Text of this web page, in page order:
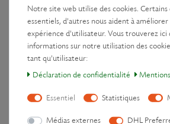
Fabricant
Consignes-de-sécurité-et-mode-
Notre site web utilise des cookies.
essentiels, d'autres nous aident à
expérience d'utilisateur. Vous trouverez ici
informations sur notre utilisation des
tant qu'utilisateur:
Déclaration de confidentialité
Essentiel Statistiques
Médias externes DHL